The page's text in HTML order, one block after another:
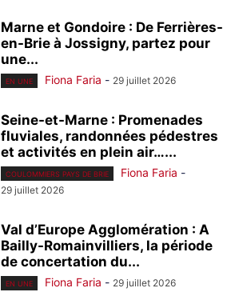
Marne et Gondoire : De Ferrières-
en-Brie à Jossigny, partez pour
une...
EN UNE Fiona Faria - 29 juillet 2026
Seine-et-Marne : Promenades
fluviales, randonnées pédestres
et activités en plein air…...
COULOMMIERS PAYS DE BRIE Fiona Faria -
29 juillet 2026
Val d’Europe Agglomération : A
Bailly-Romainvilliers, la période
de concertation du...
EN UNE Fiona Faria - 29 juillet 2026